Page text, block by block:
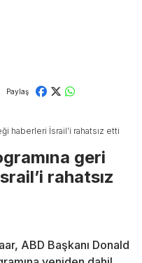
Paylaş
haberleri İsrail’i rahatsız etti
geri
rahatsız
ABD Başkanı Donald